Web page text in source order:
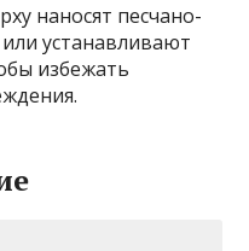
наносят песчано-
устанавливают
избежать